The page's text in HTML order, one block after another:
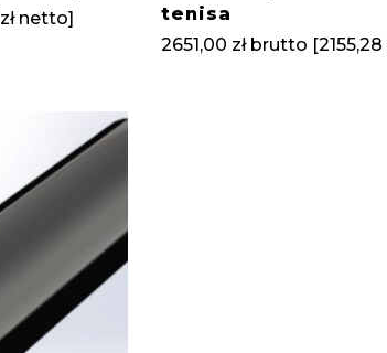
złnetto]
tenisa
2651,00 zł brutto [2155,28